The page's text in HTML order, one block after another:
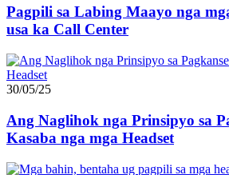
Pagpili sa Labing Maayo nga
usa ka Call Center
30/05/25
Ang Naglihok nga Prinsipyo sa
Kasaba nga mga Headset